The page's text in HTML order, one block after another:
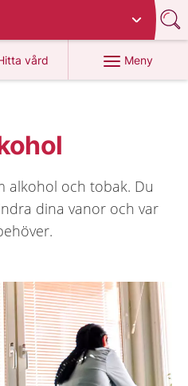
vård
på 1177.se
Meny
alkohol och tobak. Du
dina vanor och var